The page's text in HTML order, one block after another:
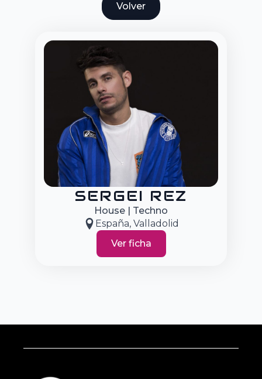
Volver
SERGEI REZ
House | Techno
España, Valladolid
Ver ficha